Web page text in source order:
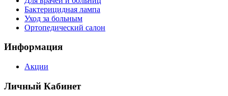
Бактерицидная лампа
Уход за больным
Ортопедический салон
Информация
Акции
Личный Кабинет